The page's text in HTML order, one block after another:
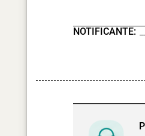
NOTIFICANTE: